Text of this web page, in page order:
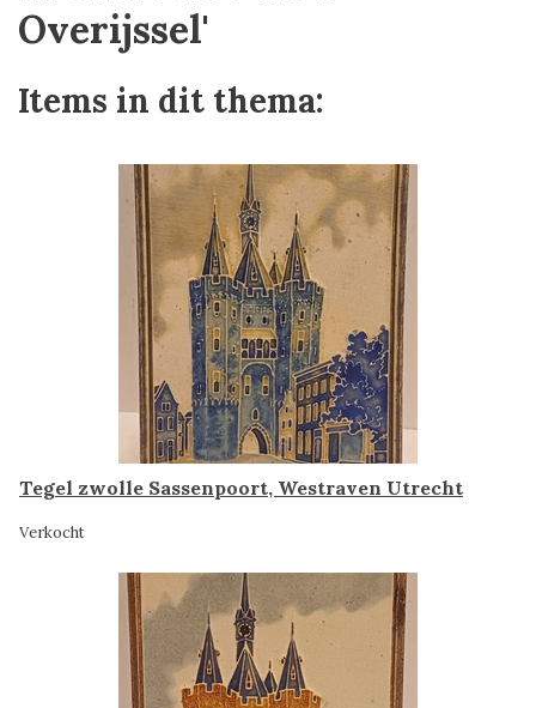
Overijssel'
Items in dit thema:
Tegel zwolle Sassenpoort, Westraven Utrecht
Verkocht